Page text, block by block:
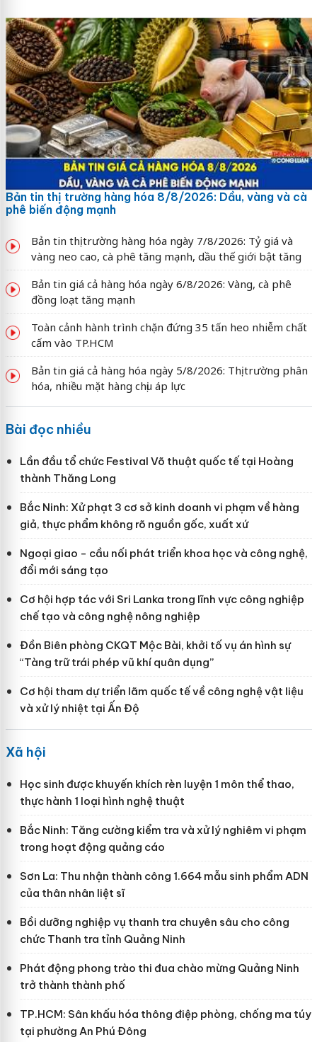
Bản tin thị trường hàng hóa 8/8/2026: Dầu, vàng và cà
phê biến động mạnh
Bản tin thị trường hàng hóa ngày 7/8/2026: Tỷ giá và
vàng neo cao, cà phê tăng mạnh, dầu thế giới bật tăng
Bản tin giá cả hàng hóa ngày 6/8/2026: Vàng, cà phê
đồng loạt tăng mạnh
Toàn cảnh hành trình chặn đứng 35 tấn heo nhiễm chất
cấm vào TP.HCM
Bản tin giá cả hàng hóa ngày 5/8/2026: Thị trường phân
hóa, nhiều mặt hàng chịu áp lực
Bài đọc nhiều
Lần đầu tổ chức Festival Võ thuật quốc tế tại Hoàng
thành Thăng Long
Bắc Ninh: Xử phạt 3 cơ sở kinh doanh vi phạm về hàng
giả, thực phẩm không rõ nguồn gốc, xuất xứ
Ngoại giao - cầu nối phát triển khoa học và công nghệ,
đổi mới sáng tạo
Cơ hội hợp tác với Sri Lanka trong lĩnh vực công nghiệp
chế tạo và công nghệ nông nghiệp
Đồn Biên phòng CKQT Mộc Bài, khởi tố vụ án hình sự
“Tàng trữ trái phép vũ khí quân dụng”
Cơ hội tham dự triển lãm quốc tế về công nghệ vật liệu
và xử lý nhiệt tại Ấn Độ
Xã hội
Học sinh được khuyến khích rèn luyện 1 môn thể thao,
thực hành 1 loại hình nghệ thuật
Bắc Ninh: Tăng cường kiểm tra và xử lý nghiêm vi phạm
trong hoạt động quảng cáo
Sơn La: Thu nhận thành công 1.664 mẫu sinh phẩm ADN
của thân nhân liệt sĩ
Bồi dưỡng nghiệp vụ thanh tra chuyên sâu cho công
chức Thanh tra tỉnh Quảng Ninh
Phát động phong trào thi đua chào mừng Quảng Ninh
trở thành thành phố
TP.HCM: Sân khấu hóa thông điệp phòng, chống ma túy
tại phường An Phú Đông